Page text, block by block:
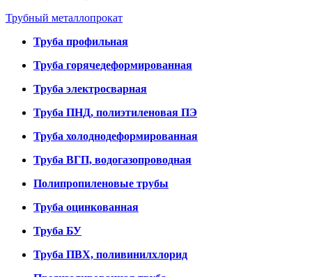
Трубный металлопрокат
Труба профильная
Труба горячедеформированная
Труба электросварная
Труба ПНД, полиэтиленовая ПЭ
Труба холоднодеформированная
Труба ВГП, водогазопроводная
Полипропиленовые трубы
Труба оцинкованная
Труба БУ
Труба ПВХ, поливинилхлорид